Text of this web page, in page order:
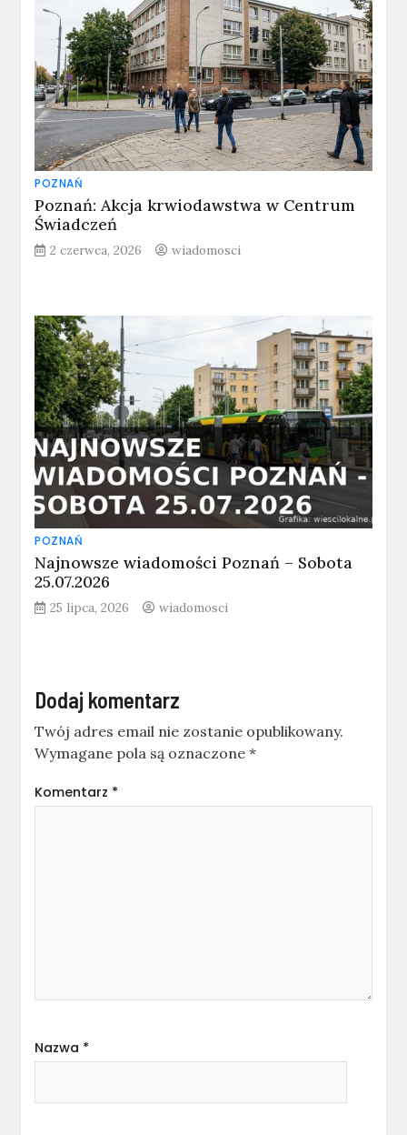
POZNAŃ
Poznań: Akcja krwiodawstwa w Centrum
Świadczeń
2 czerwca, 2026 wiadomosci
POZNAŃ
Najnowsze wiadomości Poznań – Sobota
25.07.2026
25 lipca, 2026 wiadomosci
Dodaj komentarz
Twój adres email nie zostanie opublikowany.
Wymagane pola są oznaczone*
Komentarz *
Nazwa *